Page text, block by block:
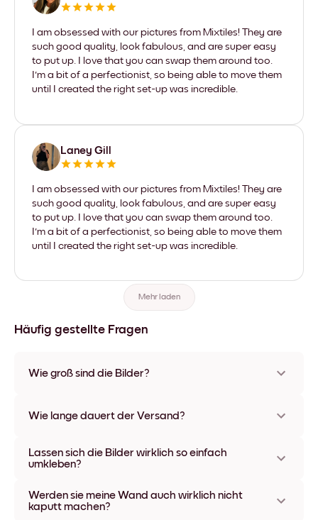
I am obsessed with our pictures from Mixtiles! They are
such good quality, look fabulous, and are super easy
to put up. I love that you can swap them around too.
I'm a bit of a perfectionist, so being able to move them
until I created the right set-up was incredible.
Laney Gill
I am obsessed with our pictures from Mixtiles! They are
such good quality, look fabulous, and are super easy
to put up. I love that you can swap them around too.
I'm a bit of a perfectionist, so being able to move them
until I created the right set-up was incredible.
Mehr laden
Häufig gestellte Fragen
Wie groß sind die Bilder?
Erhältlich in verschiedenen Materialien und Rahmenfarben,
Wie lange dauert der Versand?
Ländern bieten wir auch Expressversand an. Den Trackinglink
bekommst Du nach Bestellaufgabe zugeschickt.
Lassen sich die Bilder wirklich so einfach
umkleben?
umpositionieren zu lassen, ohne die Wände dabei zu
beschädigen.
Werden sie meine Wand auch wirklich nicht
kaputt machen?